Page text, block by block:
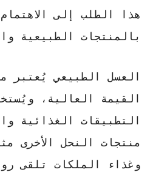
هذا الطلب إلى
بالمنتجات الطبيعية
العسل الطبيعي يُعتبر
القيمة العالية،
التطبيقات الغذائية
منتجات النحل الأخرى
وغذاء الملكات تلقى